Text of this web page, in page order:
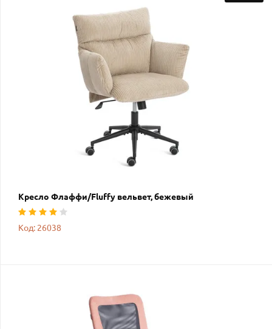
Кресло Флаффи/Fluffy вельвет, бежевый
Код: 26038